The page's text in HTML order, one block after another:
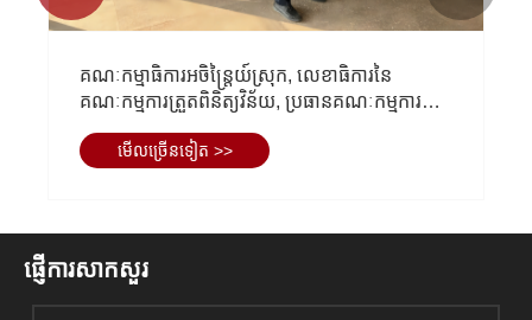
គណៈកម្មាធិការអចិន្ត្រៃយ៍ស្រុក, លេខាធិការនៃ
គណៈកម្មការត្រួតពិនិត្យវិន័យ, ប្រធានគណៈកម្មការត្រួត
រចនាសម្ព័ន្ធដែកដើម្បីបង្កើនប្រសិទ្ធភាពការងារ
មើល​ច្រើន​ទៀត >>
ផ្ញើការសាកសួរ